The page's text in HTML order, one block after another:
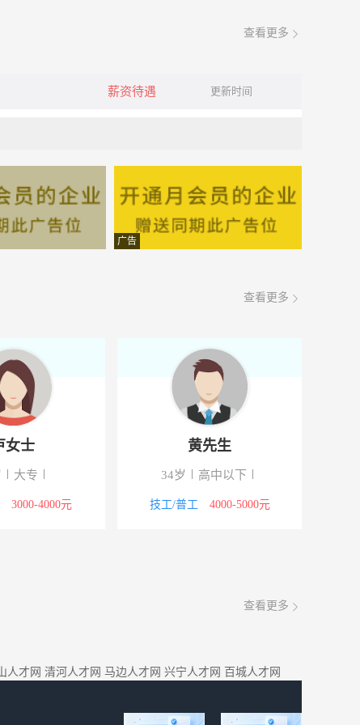
查看更多
薪资待遇 更新时间
广告
查看更多
女士
大专
3000-4000元
黄先生
34岁 高中以下
技工/普工 4000-5000元
查看更多
人才网 清河人才网 马边人才网 兴宁人才网 百城人才网